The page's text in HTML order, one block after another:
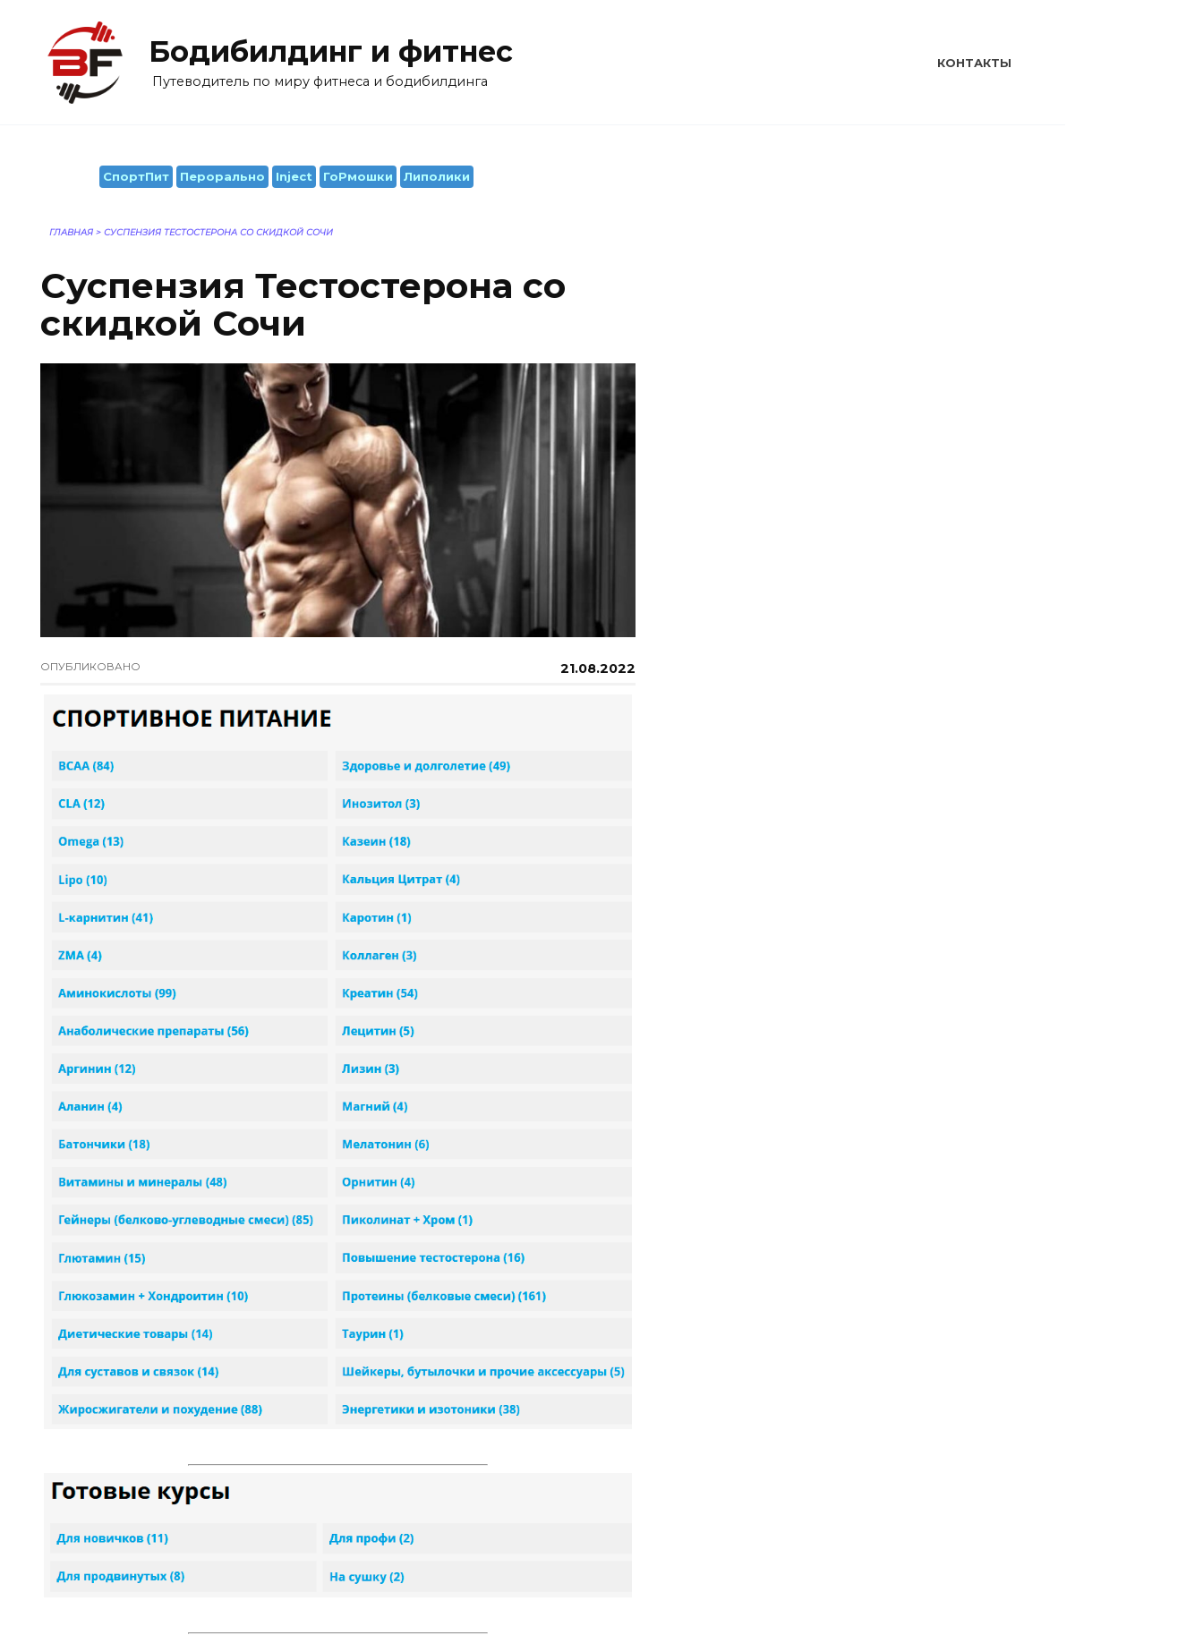
содержанию
Бодибилдинг и фитнес
Путеводитель по миру фитнеса и бодибилдинга
КОНТАКТЫ
СпортПит Перорально Inject ГоРмошки Липолики
ГЛАВНАЯ > СУСПЕНЗИЯ ТЕСТОСТЕРОНА СО СКИДКОЙ СОЧИ
Суспензия Тестостерона со
скидкой Сочи
ОПУБЛИКОВАНО 21.08.2022